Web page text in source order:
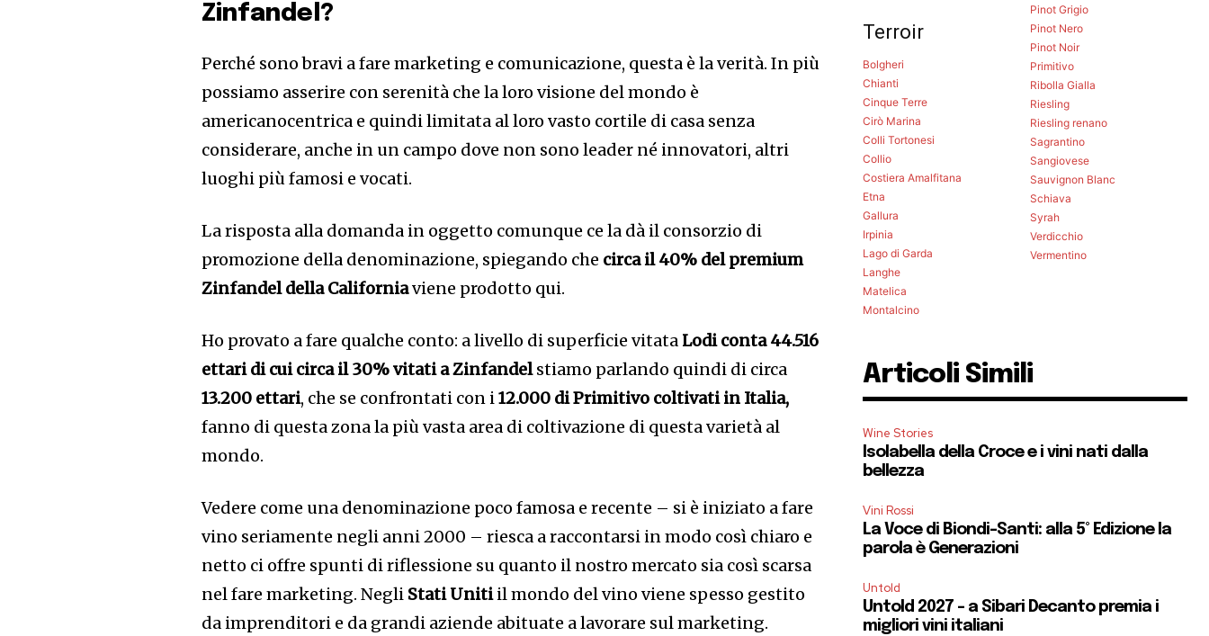
Zinfandel?
Perché sono bravi a fare marketing e comunicazione, questa è la verità. In più
possiamo asserire con serenità che la loro visione del mondo è
americanocentrica e quindi limitata al loro vasto cortile di casa senza
considerare, anche in un campo dove non sono leader né innovatori, altri
luoghi più famosi e vocati.
La risposta alla domanda in oggetto comunque ce la dà il consorzio di
promozione della denominazione, spiegando che circa il 40% del premium
Zinfandel della Californiaviene prodotto qui.
Ho provato a fare qualche conto: a livello di superficie vitata Lodi conta 44.516
ettari di cui circa il 30% vitati a Zinfandelstiamo parlando quindi di circa
13.200 ettari, che se confrontati con i12.000 di Primitivo coltivati in Italia,
fanno di questa zona la più vasta area di coltivazione di questa varietà al
mondo.
Vedere come una denominazione poco famosa e recente – si è iniziato a fare
vino seriamente negli anni 2000 – riesca a raccontarsi in modo così chiaro e
netto ci offre spunti di riflessione su quanto il nostro mercato sia così scarsa
nel fare marketing. Negli Stati Unitiil mondo del vino viene spesso gestito
da imprenditori e da grandi aziende abituate a lavorare sul marketing.
Terroir
Bolgheri
Chianti
Cinque Terre
Cirò Marina
Colli Tortonesi
Collio
Costiera Amalfitana
Etna
Gallura
Irpinia
Lago di Garda
Langhe
Matelica
Montalcino
Pinot Grigio
Pinot Nero
Pinot Noir
Primitivo
Ribolla Gialla
Riesling
Riesling renano
Sagrantino
Sangiovese
Sauvignon Blanc
Schiava
Syrah
Verdicchio
Vermentino
Articoli Simili
Wine Stories
Isolabella della Croce e i vini nati dalla
bellezza
Vini Rossi
La Voce di Biondi-Santi: alla 5° Edizione la
parola è Generazioni
Untold
Untold 2027 – a Sibari Decanto premia i
migliori vini italiani